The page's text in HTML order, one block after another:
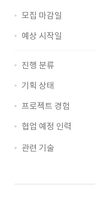
모집 마감일
예상 시작일
진행 분류
기획 상태
프로젝트 경험
협업 예정 인력
관련 기술